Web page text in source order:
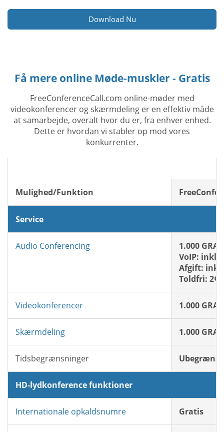
Download Nu
Få mere online Møde-muskler - Gratis
FreeConferenceCall.com online-møder med
videokonferencer og skærmdeling er en effektiv måde
at samarbejde, overalt hvor du er, fra enhver enhed.
Dette er hvordan vi stabler op mod vores
konkurrenter.
Mulighed/Funktion
Service
Audio Conferencing
1.000
VoIP:
Afgift:
Toldfri:
Videokonferencer 1.000
Skærmdeling 1.000
Tidsbegrænsninger
HD-lydkonference funktioner
Internationale opkaldsnumre Gratis